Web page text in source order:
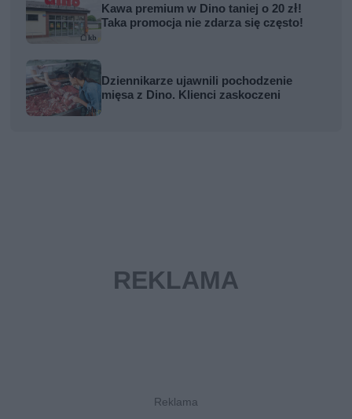
Kawa premium w Dino taniej o 20 zł!
Taka promocja nie zdarza się często!
Dziennikarze ujawnili pochodzenie
mięsa z Dino. Klienci zaskoczeni